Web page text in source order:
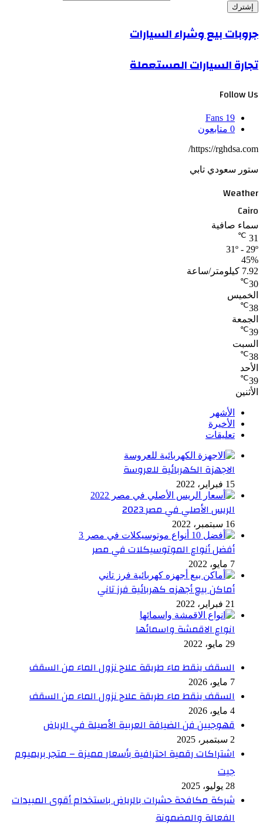
جروبات بيع وشراء السيارات
تجارة السيارات المستعملة
Follow Us
19
Fans
0 متابعون
https://rghdsa.com/
ستور سعودي تابي
Weather
Cairo
سماء صافية
31
℃
31º - 29º
45%
7.92 كيلومتر/ساعة
30
℃
الخميس
38
℃
الجمعة
39
℃
السبت
38
℃
الأحد
39
℃
الأثنين
الأشهر
الأخيرة
تعليقات
الاجهزة الكهربائية للعروسة
15 فبراير، 2022
الريس الأصلي في مصر 2023
16 سبتمبر، 2022
أفضل أنواع الموتوسيكلات في مصر
7 مايو، 2022
أماكن بيع أجهزه كهربائية فرز تاني
21 فبراير، 2022
انواع الاقمشة واسمائها
29 مايو، 2022
السقف ينقط ماء طريقة علاج نزول الماء من السقف
7 مايو، 2026
السقف ينقط ماء طريقة علاج نزول الماء من السقف
4 مايو، 2026
قهوجيين فن الضيافة العربية الأصيلة في الرياض
2 سبتمبر، 2025
اشتراكات رقمية احترافية بأسعار مميزة – متجر بريميوم
جيت
28 يوليو، 2025
شركة مكافحة حشرات بالرياض باستخدام أقوى المبيدات
الفعالة والمضمونة